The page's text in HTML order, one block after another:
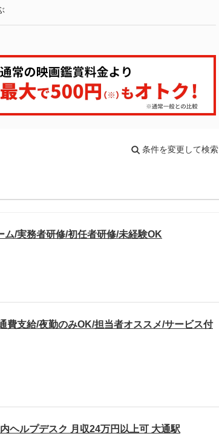
条件を変更して検索
/実務者研修/初任者研修/未経験OK
費支給/夜勤のみOK/担当者オススメ/サービス付
ヘルプデスク 月収24万円以上可 大通駅